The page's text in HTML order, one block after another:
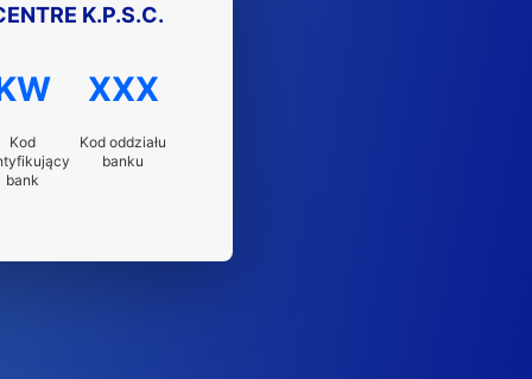
K.P.S.C.
Kod
bank
XXX
Kod oddziału
banku